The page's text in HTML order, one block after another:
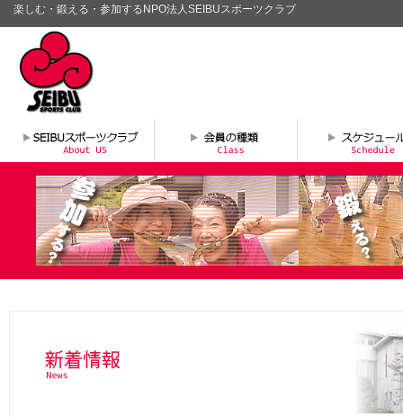
楽しむ・鍛える・参加するNPO法人SEIBUスポーツクラブ